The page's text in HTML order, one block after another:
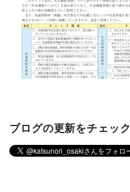
ブログの更新をチェック